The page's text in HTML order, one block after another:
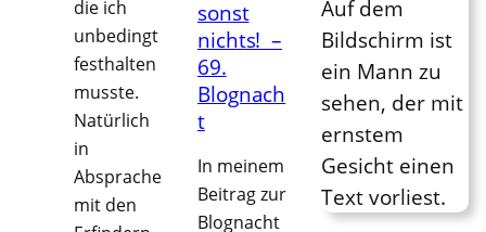
die ich
unbedingt
festhalten
musste.
Natürlich
in
Absprache
mit den
sonst
nichts! –
69.
Blognach
t
In meinem
Beitrag zur
Blognacht